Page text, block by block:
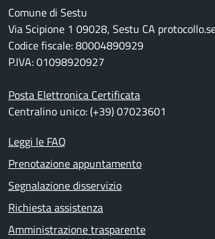
Comune di Sestu
Via Scipione 1 09028, Sestu CA
Codice fiscale: 80004890929
P.IVA: 01098920927
Posta Elettronica Certificata
Centralino unico: (+39) 07023601
Leggi le FAQ
Prenotazione appuntamento
Segnalazione disservizio
Richiesta assistenza
Amministrazione trasparente